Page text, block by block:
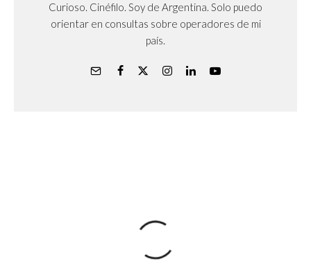
Curioso. Cinéfilo. Soy de Argentina. Solo puedo
orientar en consultas sobre operadores de mi
país.